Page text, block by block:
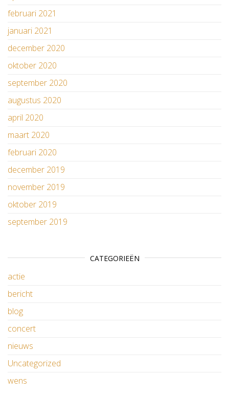
februari 2021
januari 2021
december 2020
oktober 2020
september 2020
augustus 2020
april 2020
maart 2020
februari 2020
december 2019
november 2019
oktober 2019
september 2019
CATEGORIEËN
actie
bericht
blog
concert
nieuws
Uncategorized
wens